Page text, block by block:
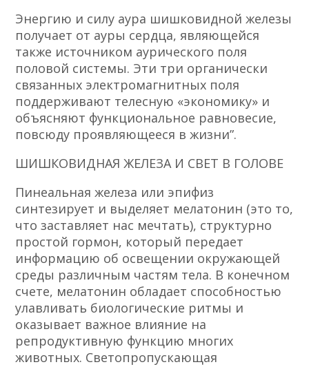
Энергию и силу аура шишковидной железы
полу­чает от ауры сердца, являющейся
также источником аурического поля
половой системы. Эти три органически
связанных электромагнитных поля
поддерживают телесную «экономику» и
объясняют функциональное равновесие,
повсюду проявляющееся в жизни”.
ШИШКОВИДНАЯ ЖЕЛЕЗА И СВЕТ В ГОЛОВЕ
Пинеальная железа или эпифиз
синтезирует и выделяет мелатонин (это то,
что заставляет нас мечтать), структурно
простой гормон, который передает
информацию об освещении окружающей
среды различным частям тела. В конечном
счете, мелатонин обладает способностью
улавливать биологические ритмы и
оказывает важное влияние на
репродуктивную функцию многих
животных. Светопропускающая